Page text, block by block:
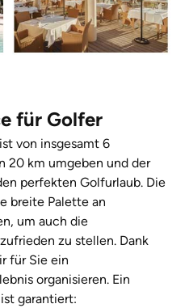
für Golfer
von insgesamt 6
20 km umgeben und der
perfekten Golfurlaub. Die
breite Palette an
um auch die
zu stellen. Dank
für Sie ein
organisieren. Ein
garantiert: